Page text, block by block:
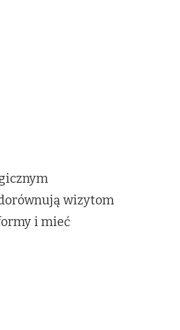
wizytom
i mieć